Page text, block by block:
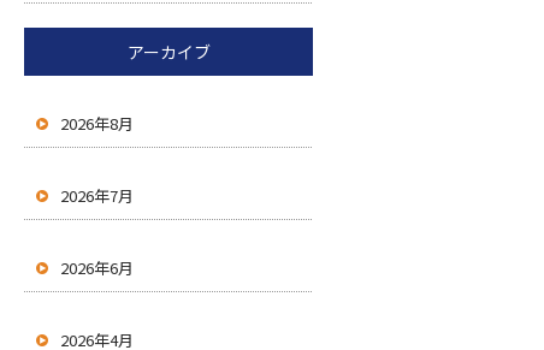
アーカイブ
2026年8月
2026年7月
2026年6月
2026年4月